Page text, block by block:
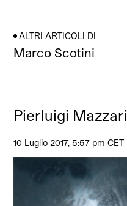
ALTRI ARTICOLI DI
Marco Scotini
Pierluigi Mazzari
10 Luglio 2017, 5:57 pm CET